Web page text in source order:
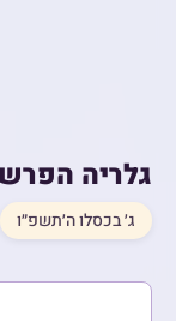
גלריה
ג׳ בכסלו ה׳תשפ״ו